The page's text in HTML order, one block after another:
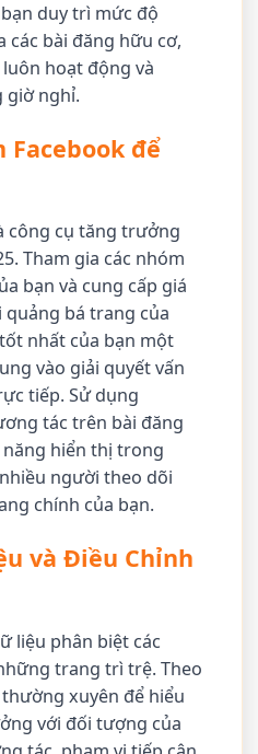
duy trì mức độ
bài đăng hữu cơ,
hoạt động và
giờ nghỉ.
Facebook để
công cụ tăng trưởng
Tham gia các nhóm
bạn và cung cấp giá
bá trang của
nhất của bạn một
vào giải quyết vấn
tiếp. Sử dụng
tác trên bài đăng
hiển thị trong
người theo dõi
chính của bạn.
và Điều Chỉnh
liệu phân biệt các
trang trì trệ. Theo
xuyên để hiểu
với đối tượng của